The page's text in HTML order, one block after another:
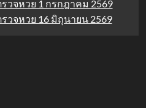
วจหวย 1 กรกฎาคม 2569
วจหวย 16 มิถุนายน 2569